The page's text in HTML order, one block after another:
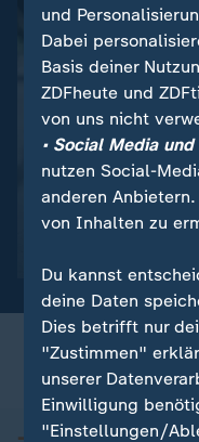
Nachfahre von Escobars
Kolumbien:
Hippo-Baby
und
Dabei
Basis deiner
ZDFheute und
von uns nicht
• Social Media
nutzen Social-
anderen
von Inhalten zu
Du kannst
deine Daten
Dies betrifft nur
"Zustimmen"
unserer
Einwilligung
"Einstellungen/